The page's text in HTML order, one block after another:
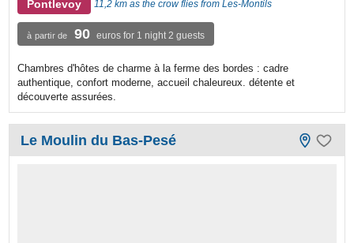
Pontlevoy 11,2 km as the crow flies from Les-Montils
à partir de 90 euros for 1 night 2 guests
Chambres d'hôtes de charme à la ferme des bordes : cadre
authentique, confort moderne, accueil chaleureux. détente et
découverte assurées.
Le Moulin du Bas-Pesé